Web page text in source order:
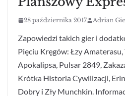
28 października 2017 Adrian
Zapowiedzi takich gier i
Pięciu Kręgów: Łzy
Apokalipsa, Pulsar 2849,
Krótka Historia Cywilizacji,
Dobry i Zły Munchkin.